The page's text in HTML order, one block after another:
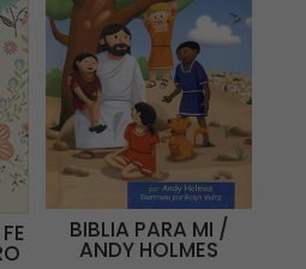
BIBLIA PARA MI /
ANDY HOLMES